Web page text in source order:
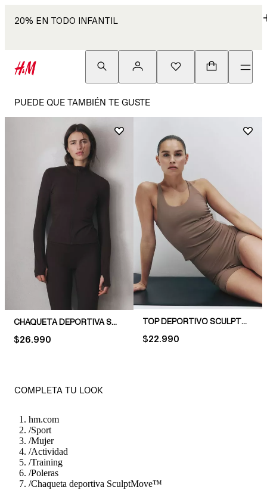
20% EN TODO INFANTIL
PUEDE QUE TAMBIÉN TE GUSTE
CHAQUETA DEPORTIVA SOFTMOVE™ CON CIERRE
PRICE:
$26.990
TOP DEPORTIVO SCULPTMOVE™
PRICE:
$22.990
COMPLETA TU LOOK
hm.com
/Sport
/Mujer
/Actividad
/Training
/Poleras
/Chaqueta deportiva SculptMove™